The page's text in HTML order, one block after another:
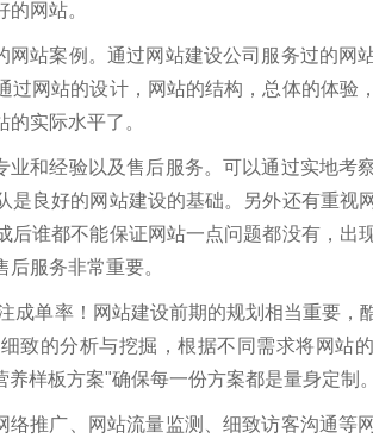
网站。
站案例。通过网站建设公司服务过的网
过网站的设计，网站的结构，总体的体验
实际水平了。
和经验以及售后服务。可以通过实地考
是良好的网站建设的基础。另外还有重视
后谁都不能保证网站一点问题都没有，出
服务非常重要。
单率！网站建设前期的规划相当重要，
致的分析与挖掘，根据不同需求将网站
样板方案"确保每一份方案都是量身定制。
推广、网站流量监测、细致访客沟通等